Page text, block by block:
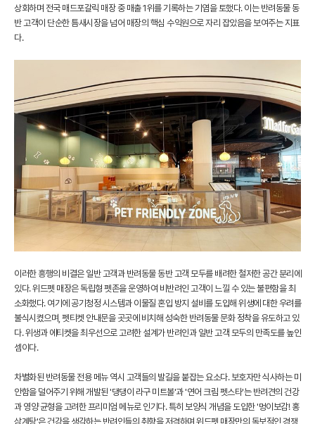
상회하며 전국 매드포갈릭 매장 중 매출 1위를 기록하는 기염을 토했다. 이는 반려동물 동
반 고객이 단순한 틈새시장을 넘어 매장의 핵심 수익원으로 자리 잡았음을 보여주는 지표
다.
이러한 흥행의 비결은 일반 고객과 반려동물 동반 고객 모두를 배려한 철저한 공간 분리에
있다. 위드펫 매장은 독립형 펫존을 운영하여 비반려인 고객이 느낄 수 있는 불편함을 최
소화했다. 여기에 공기청정 시스템과 이물질 혼입 방지 설비를 도입해 위생에 대한 우려를
불식시켰으며, 펫티켓 안내문을 곳곳에 비치해 성숙한 반려동물 문화 정착을 유도하고 있
다. 위생과 에티켓을 최우선으로 고려한 설계가 반려인과 일반 고객 모두의 만족도를 높인
셈이다.
차별화된 반려동물 전용 메뉴 역시 고객들의 발길을 붙잡는 요소다. 보호자만 식사하는 미
안함을 덜어주기 위해 개발된 '댕댕이 라구 미트볼'과 '연어 크림 펫스타'는 반려견의 건강
과 영양 균형을 고려한 프리미엄 메뉴로 인기다. 특히 보양식 개념을 도입한 '멍이보감! 홍
삼계탕'은 건강을 생각하는 반려인들의 취향을 저격하며 위드펫 매장만의 독보적인 경쟁